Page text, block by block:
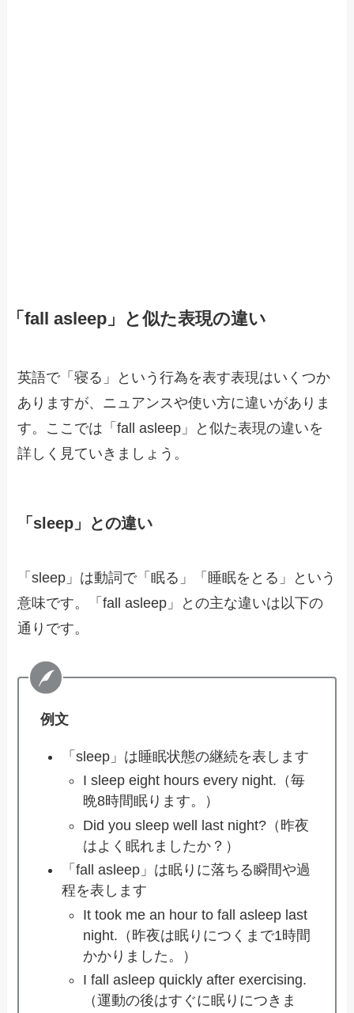
「fall asleep」と似た表現の違い
英語で「寝る」という行為を表す表現はいくつか
ありますが、ニュアンスや使い方に違いがありま
す。ここでは「fall asleep」と似た表現の違いを
詳しく見ていきましょう。
「sleep」との違い
「sleep」は動詞で「眠る」「睡眠をとる」という
意味です。「fall asleep」との主な違いは以下の
通りです。
例文
「sleep」は睡眠状態の継続を表します
I sleep eight hours every night.（毎
晩8時間眠ります。）
Did you sleep well last night?（昨夜
はよく眠れましたか？）
「fall asleep」は眠りに落ちる瞬間や過
程を表します
It took me an hour to fall asleep last
night.（昨夜は眠りにつくまで1時間
かかりました。）
I fall asleep quickly after exercising.
（運動の後はすぐに眠りにつきま